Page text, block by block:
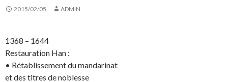
2015/02/05 ADMIN
1368 – 1644
Restauration Han :
• Rétablissement du mandarinat
et des titres de noblesse